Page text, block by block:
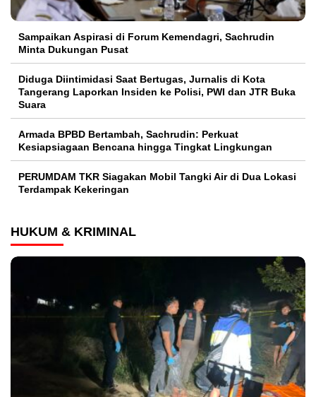
Sampaikan Aspirasi di Forum Kemendagri, Sachrudin
Minta Dukungan Pusat
Diduga Diintimidasi Saat Bertugas, Jurnalis di Kota
Tangerang Laporkan Insiden ke Polisi, PWI dan JTR Buka
Suara
Armada BPBD Bertambah, Sachrudin: Perkuat
Kesiapsiagaan Bencana hingga Tingkat Lingkungan
PERUMDAM TKR Siagakan Mobil Tangki Air di Dua Lokasi
Terdampak Kekeringan
HUKUM & KRIMINAL